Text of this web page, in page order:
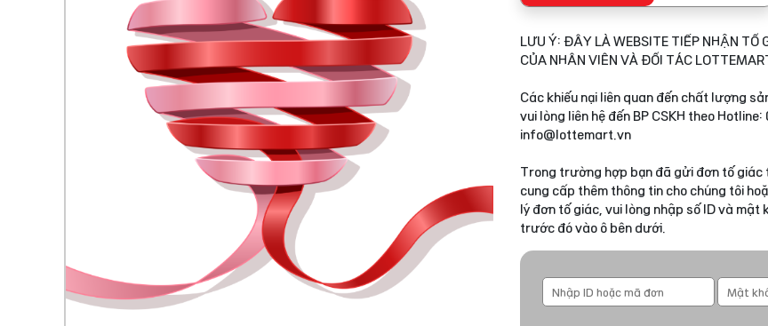
LƯU Ý: ĐÂY LÀ WEBSITE TIẾP NHẬN TỐ
CỦA NHÂN VIÊN VÀ ĐỐI TÁC
Các khiếu nại liên quan đến chất lượng
vui lòng liên hệ đến BP CSKH theo Hotline:
info@lottemart.vn
Trong trường hợp bạn đã gửi đơn tố
cung cấp thêm thông tin cho chúng tôi
lý đơn tố giác, vui lòng nhập số ID và
trước đó vào ô bên dưới.